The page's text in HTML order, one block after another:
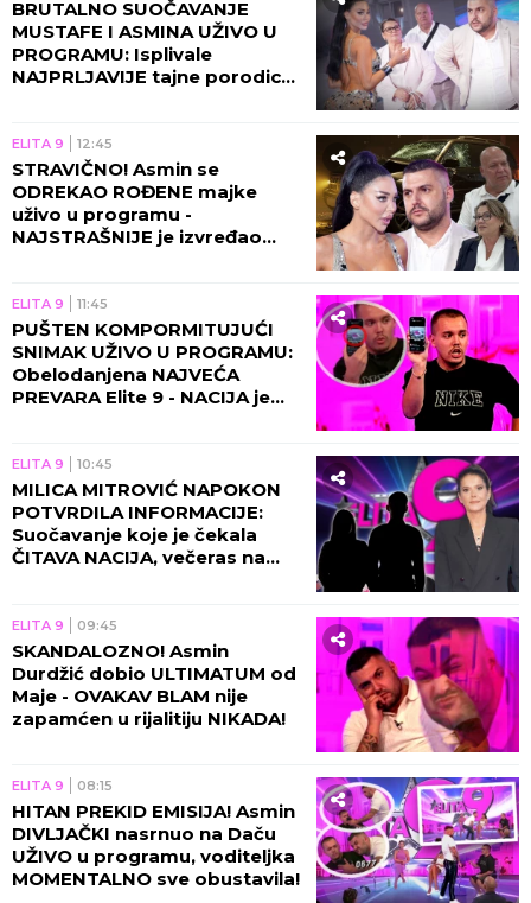
BRUTALNO SUOČAVANJE
MUSTAFE I ASMINA UŽIVO U
PROGRAMU: Isplivale
NAJPRLJAVIJE tajne porodice
ELITA 9 12:45
STRAVIČNO! Asmin se
ODREKAO ROĐENE majke
uživo u programu -
NAJSTRAŠNIJE je izvređao
ELITA 9 11:45
PUŠTEN KOMPORMITUJUĆI
SNIMAK UŽIVO U PROGRAMU:
Obelodanjena NAJVEĆA
PREVARA Elite 9 - NACIJA je
ELITA 9 10:45
MILICA MITROVIĆ NAPOKON
POTVRDILA INFORMACIJE:
Suočavanje koje je čekala
ČITAVA NACIJA, večeras na
ELITA 9 09:45
SKANDALOZNO! Asmin
Durdžić dobio ULTIMATUM od
Maje - OVAKAV BLAM nije
zapamćen u rijalitiju NIKADA!
ELITA 9 08:15
HITAN PREKID EMISIJA! Asmin
DIVLJAČKI nasrnuo na Daču
UŽIVO u programu, voditeljka
MOMENTALNO sve obustavila!